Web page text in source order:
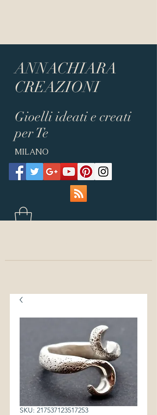
ANNACHIARA
CREAZIONI
Gioelli ideati e creati
per Te
MILANO
SKU: 217537123517253